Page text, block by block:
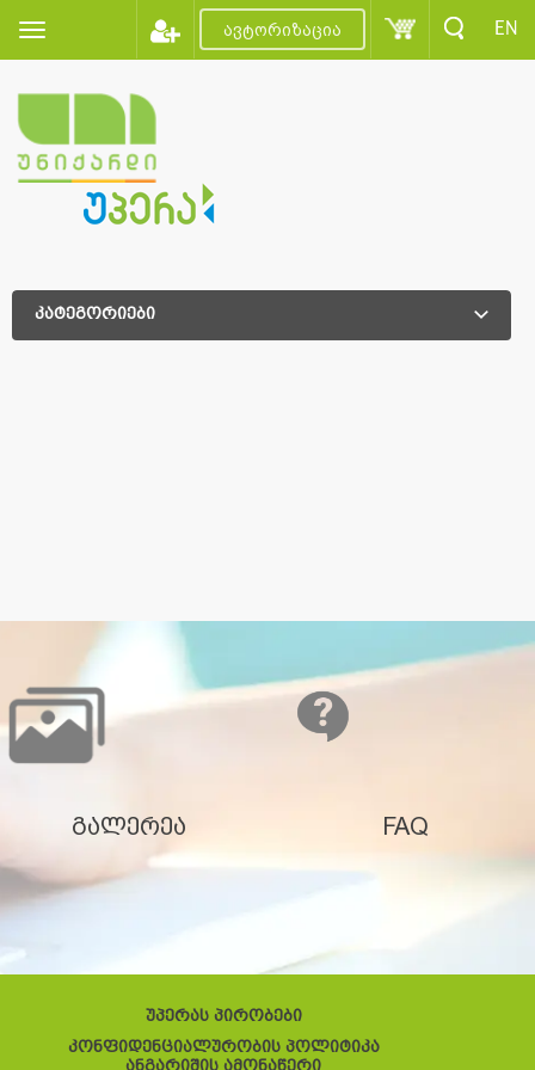
ავტორიზაცია EN
კატეგორიები
გალერეა FAQ
უპერას პირობები
კონფიდენციალურობის პოლიტიკა
ანგარიშის ამონაწერი